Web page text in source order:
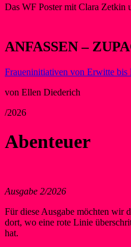
Das WF Poster mit Clara Zetkin
ANFASSEN –
Fraueninitiativen von Erwitte
von Ellen Diederich
/2026
Abenteuer
Ausgabe 2/2026
Für diese Ausgabe möchten wir
dort, wo eine rote Linie
hat.